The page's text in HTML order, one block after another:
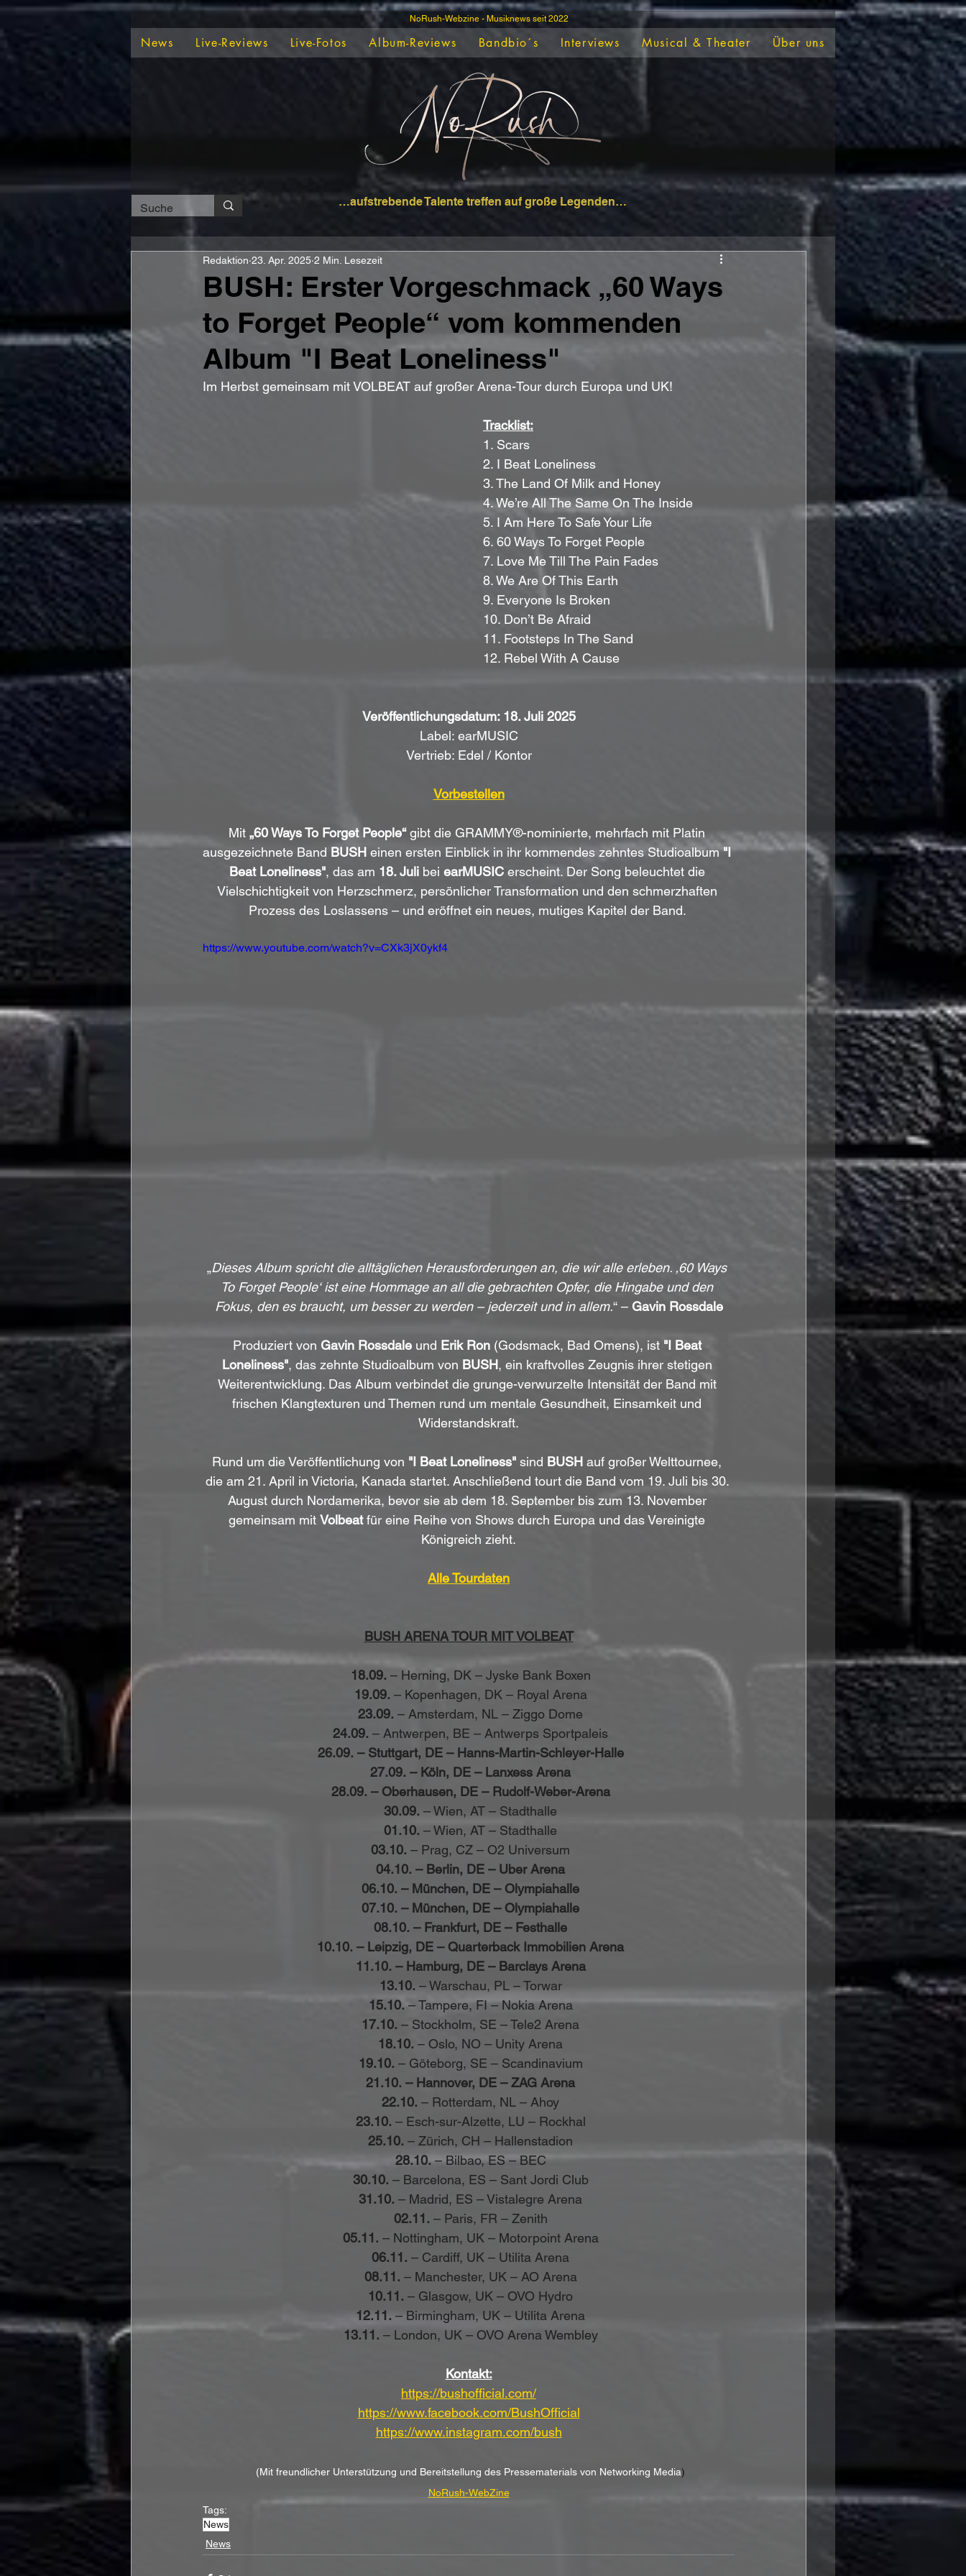
NoRush-Webzine - Musiknews seit 2022
News Live-Reviews Live-Fotos Album-Reviews Bandbio´s Interviews Musical & Theater Über uns
…aufstrebende Talente treffen auf große Legenden…
BUSH: Erster Vorgeschmack „60 Ways
to Forget People“ vom kommenden
Album "I Beat Loneliness"
Redaktion 23. Apr. 2025 2 Min. Lesezeit
Im Herbst gemeinsam mit VOLBEAT auf großer Arena-Tour durch Europa und UK!
Tracklist:
1. Scars
2. I Beat Loneliness
3. The Land Of Milk and Honey
4. We’re All The Same On The Inside
5. I Am Here To Safe Your Life
6. 60 Ways To Forget People
7. Love Me Till The Pain Fades
8. We Are Of This Earth
9. Everyone Is Broken
10. Don’t Be Afraid
11. Footsteps In The Sand
12. Rebel With A Cause
Veröffentlichungsdatum: 18. Juli 2025
Label: earMUSIC
Vertrieb: Edel / Kontor
Vorbestellen
Mit „60 Ways To Forget People“ gibt die GRAMMY®-nominierte, mehrfach mit Platin
ausgezeichnete Band BUSH einen ersten Einblick in ihr kommendes zehntes Studioalbum "I
Beat Loneliness", das am 18. Juli bei earMUSIC erscheint. Der Song beleuchtet die
Vielschichtigkeit von Herzschmerz, persönlicher Transformation und den schmerzhaften
Prozess des Loslassens – und eröffnet ein neues, mutiges Kapitel der Band.
https://www.youtube.com/watch?v=CXk3jX0ykf4
„Dieses Album spricht die alltäglichen Herausforderungen an, die wir alle erleben. ‚60 Ways
To Forget People‘ ist eine Hommage an all die gebrachten Opfer, die Hingabe und den
Fokus, den es braucht, um besser zu werden – jederzeit und in allem.“ – Gavin Rossdale
Produziert von Gavin Rossdale und Erik Ron (Godsmack, Bad Omens), ist "I Beat
Loneliness", das zehnte Studioalbum von BUSH, ein kraftvolles Zeugnis ihrer stetigen
Weiterentwicklung. Das Album verbindet die grunge-verwurzelte Intensität der Band mit
frischen Klangtexturen und Themen rund um mentale Gesundheit, Einsamkeit und
Widerstandskraft.
Rund um die Veröffentlichung von "I Beat Loneliness" sind BUSH auf großer Welttournee,
die am 21. April in Victoria, Kanada startet. Anschließend tourt die Band vom 19. Juli bis 30.
August durch Nordamerika, bevor sie ab dem 18. September bis zum 13. November
gemeinsam mit Volbeat für eine Reihe von Shows durch Europa und das Vereinigte
Königreich zieht.
Alle Tourdaten
BUSH ARENA TOUR MIT VOLBEAT
18.09. – Herning, DK – Jyske Bank Boxen
19.09. – Kopenhagen, DK – Royal Arena
23.09. – Amsterdam, NL – Ziggo Dome
24.09. – Antwerpen, BE – Antwerps Sportpaleis
26.09. – Stuttgart, DE – Hanns-Martin-Schleyer-Halle
27.09. – Köln, DE – Lanxess Arena
28.09. – Oberhausen, DE – Rudolf-Weber-Arena
30.09. – Wien, AT – Stadthalle
01.10. – Wien, AT – Stadthalle
03.10. – Prag, CZ – O2 Universum
04.10. – Berlin, DE – Uber Arena
06.10. – München, DE – Olympiahalle
07.10. – München, DE – Olympiahalle
08.10. – Frankfurt, DE – Festhalle
10.10. – Leipzig, DE – Quarterback Immobilien Arena
11.10. – Hamburg, DE – Barclays Arena
13.10. – Warschau, PL – Torwar
15.10. – Tampere, FI – Nokia Arena
17.10. – Stockholm, SE – Tele2 Arena
18.10. – Oslo, NO – Unity Arena
19.10. – Göteborg, SE – Scandinavium
21.10. – Hannover, DE – ZAG Arena
22.10. – Rotterdam, NL – Ahoy
23.10. – Esch-sur-Alzette, LU – Rockhal
25.10. – Zürich, CH – Hallenstadion
28.10. – Bilbao, ES – BEC
30.10. – Barcelona, ES – Sant Jordi Club
31.10. – Madrid, ES – Vistalegre Arena
02.11. – Paris, FR – Zenith
05.11. – Nottingham, UK – Motorpoint Arena
06.11. – Cardiff, UK – Utilita Arena
08.11. – Manchester, UK – AO Arena
10.11. – Glasgow, UK – OVO Hydro
12.11. – Birmingham, UK – Utilita Arena
13.11. – London, UK – OVO Arena Wembley
Kontakt:
https://bushofficial.com/
https://www.facebook.com/BushOfficial
https://www.instagram.com/bush
(Mit freundlicher Unterstützung und Bereitstellung des Pressematerials von Networking Media)
NoRush-WebZine
Tags:
News
News